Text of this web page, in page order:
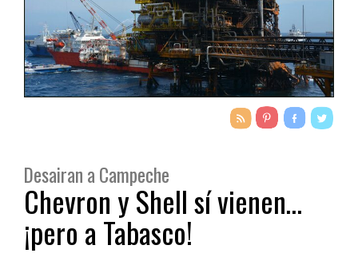
Desairan a Campeche
Chevron y Shell sí vienen…
¡pero a Tabasco!